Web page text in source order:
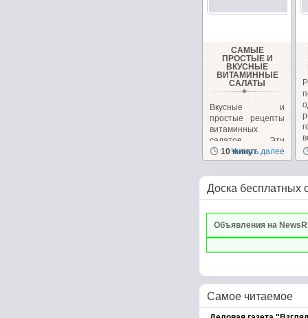
САМЫЕ
ПРОСТЫЕ И
ВКУСНЫЕ
ВИТАМИННЫЕ
САЛАТЫ
Вкусные и
простые рецепты
витаминных
салатов. Эти
салаты очень
вкусные сами...
10 минут
Читать далее
Доска бесплатных
Объявления на
Самое читаемое